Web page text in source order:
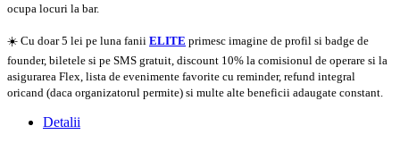
ocupa locuri la bar.
☀️ Cu doar 5 lei pe luna fanii ELITE primesc imagine de profil si badge de
founder, biletele si pe SMS gratuit, discount 10% la comisionul de operare si la
asigurarea Flex, lista de evenimente favorite cu reminder, refund integral
oricand (daca organizatorul permite) si multe alte beneficii adaugate constant.
Detalii